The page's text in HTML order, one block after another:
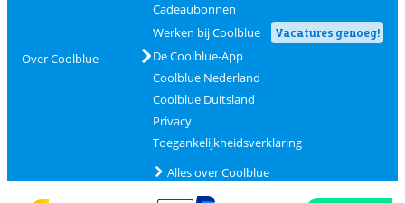
Over Coolblue
Cadeaubonnen
Werken bij Coolblue
Vacatures genoeg!
De Coolblue-App
Coolblue Nederland
Coolblue Duitsland
Privacy
Toegankelijkheidsverklaring
Alles over Coolblue